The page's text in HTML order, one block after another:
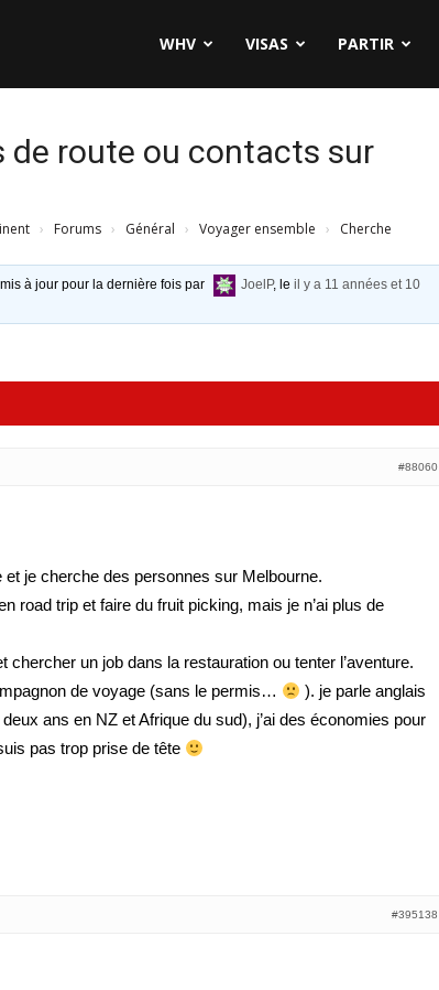
WHV VISAS PARTIR
de route ou contacts sur
› Forums › Général › Voyager ensemble ›
Cherche
à jour pour la dernière fois par JoelP, leil y a 11 années et 10
#88060
et je cherche des personnes sur Melbourne.
road trip et faire du fruit picking, mais je n’ai plus de
chercher un job dans la restauration ou tenter l’aventure.
de voyage (sans le permis…
). je parle anglais
ans en NZ et Afrique du sud), j’ai des économies pour
pas trop prise de tête
#395138